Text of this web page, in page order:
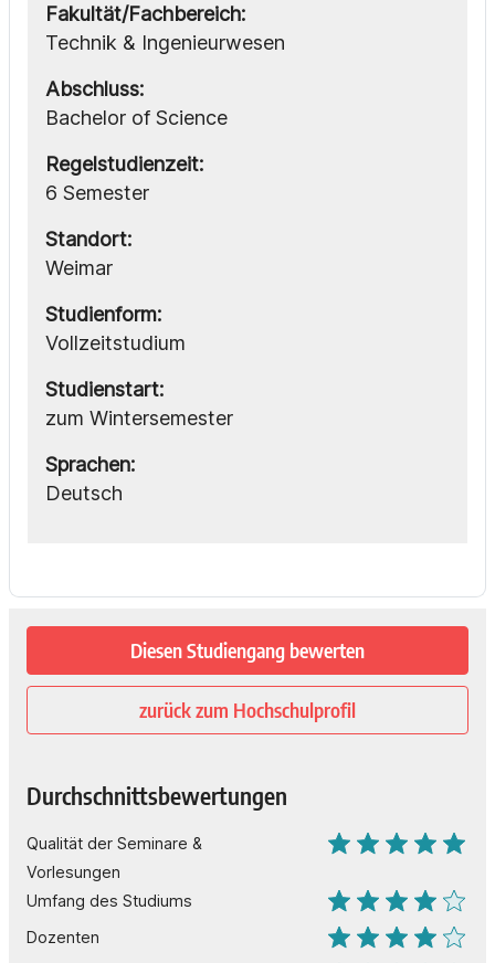
Fakultät/Fachbereich:
Technik & Ingenieurwesen
Abschluss:
Bachelor of Science
Regelstudienzeit:
6 Semester
Standort:
Weimar
Studienform:
Vollzeitstudium
Studienstart:
zum Wintersemester
Sprachen:
Deutsch
Diesen Studiengang bewerten
zurück zum Hochschulprofil
Durchschnittsbewertungen
Qualität der Seminare &
Vorlesungen
Umfang des Studiums
Dozenten